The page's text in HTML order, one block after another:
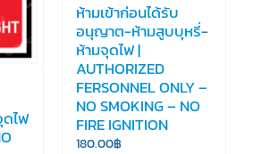
ไฟ
ห้ามเข้าก่อนได้รับ
อนุญาต-ห้ามสูบบุหรี่-
ห้ามจุดไฟ |
AUTHORIZED
FERSONNEL ONLY –
NO SMOKING – NO
FIRE IGNITION
180.00฿